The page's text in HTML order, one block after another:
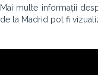
Mai multe informații
de la Madrid pot fi